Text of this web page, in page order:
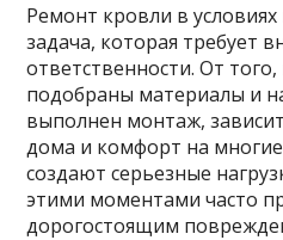
Ремонт кровли в
задача, которая требует
ответственности. От
подобраны материалы и
выполнен монтаж,
дома и комфорт на
создают серьезные
этими моментами часто
дорогостоящим